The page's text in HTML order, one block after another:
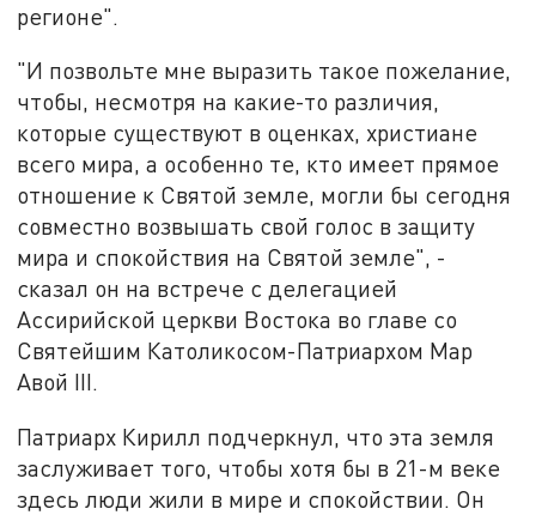
регионе".
"И позвольте мне выразить такое пожелание,
чтобы, несмотря на какие-то различия,
которые существуют в оценках, христиане
всего мира, а особенно те, кто имеет прямое
отношение к Святой земле, могли бы сегодня
совместно возвышать свой голос в защиту
мира и спокойствия на Святой земле", -
сказал он на встрече с делегацией
Ассирийской церкви Востока во главе со
Святейшим Католикосом-Патриархом Мар
Авой III.
Патриарх Кирилл подчеркнул, что эта земля
заслуживает того, чтобы хотя бы в 21-м веке
здесь люди жили в мире и спокойствии. Он